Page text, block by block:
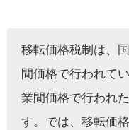
移転価格税制は、
間価格で行われて
業間価格で行われ
す。では、移転価